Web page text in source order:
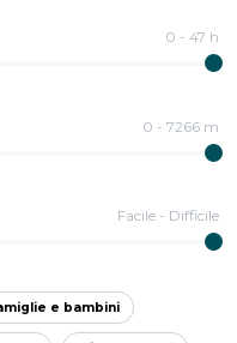
0 - 47 h
0 - 7266 m
Facile - Difficile
e bambini